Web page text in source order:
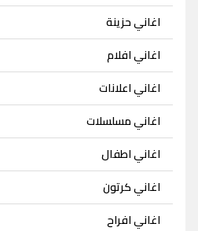
اغاني حزينة
اغاني افلام
اغاني اعلانات
اغاني مسلسلات
اغاني اطفال
اغاني كرتون
اغاني افراح